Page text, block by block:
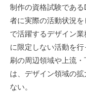
制作の資格試験であ
者に実際の活動状況
で活躍するデザイン
に限定しない活動を
刷の周辺領域や上流
は、デザイン領域の
ない。